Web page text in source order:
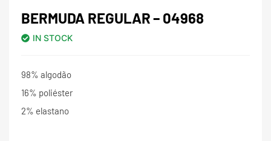
BERMUDA REGULAR – 04968
IN STOCK
98% algodão
16% poliéster
2% elastano